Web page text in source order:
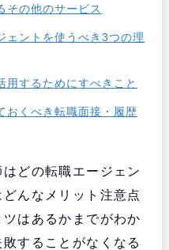
その他のサービス
ェントを使うべき3つの理
用するためにすべきこと
おくべき転職面接・履歴
どの転職エージェン
んなメリット注意点
はあるかまでがわか
することがなくなる